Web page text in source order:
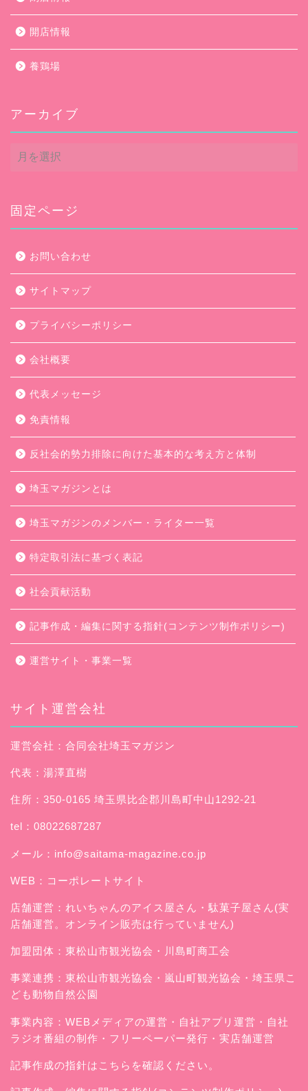
開店情報
養鶏場
アーカイブ
ア
ー
ブ
固定ページ
お問い合わせ
サイトマップ
プライバシーポリシー
会社概要
代表メッセージ
免責情報
反社会的勢力排除に向けた基本的な考え方と体制
埼玉マガジンとは
埼玉マガジンのメンバー・ライター一覧
特定取引法に基づく表記
社会貢献活動
記事作成・編集に関する指針(コンテンツ制作ポリシー)
運営サイト・事業一覧
サイト運営会社
運営会社：合同会社埼玉マガジン
代表：湯澤直樹
住所：350-0165 埼玉県比企郡川島町中山1292-21
tel：08022687287
メール： info@saitama-magazine.co.jp
WEB： コーポレートサイト
店舗運営： れいちゃんのアイス屋さん ・駄菓子屋さん(実
店舗運営。オンライン販売は行っていません)
加盟団体：東松山市観光協会・川島町商工会
事業連携：東松山市観光協会・嵐山町観光協会・埼玉県こ
ども動物自然公園
事業内容：WEBメディアの運営・自社アプリ運営・自社
ラジオ番組の制作・フリーペーパー発行・実店舗運営
記事作成の指針はこちらを確認ください。